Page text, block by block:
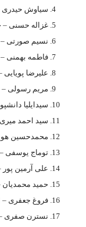
سياوش حيدری
غزاله حسنی –
نسیم صورتی –
فاطمه بهمنی –
علیرضا پویایی
مریم رسولی –
سیدایلیا
سید احمد
محمدحسین
توماج یوسفی
علی آرمین پور
حمید محمدیان
فروغ جعفرى –
نسترن صفری